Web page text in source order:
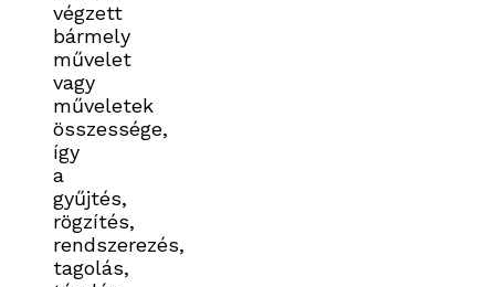
végzett
bármely
művelet
vagy
műveletek
összessége,
így
a
gyűjtés,
rögzítés,
rendszerezés,
tagolás,